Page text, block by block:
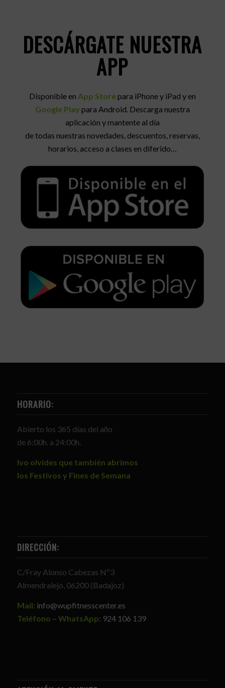
DESCÁRGATE NUESTRA
APP
Disponible en App Storepara iPhone y iPad y en
Google Play para Android. Descarga nuestra
aplicación y mantente al día
de todas nuestras novedades, descuentos, reservas,
horarios, acceso a clases en diferido…
HORARIO:
Abierto los 365 días del año
de 6:00h. a 24:00h.
Ivo olvides que también abrimos
los Festivos y Fines de Semana
DIRECCIÓN:
C/Fray Alonso Cabezas Nº3
Almendralejo, 06200 (Badajoz)
Mail: info@wupfitnesscenter.es
Teléfono – WhatsApp: 924 106 139